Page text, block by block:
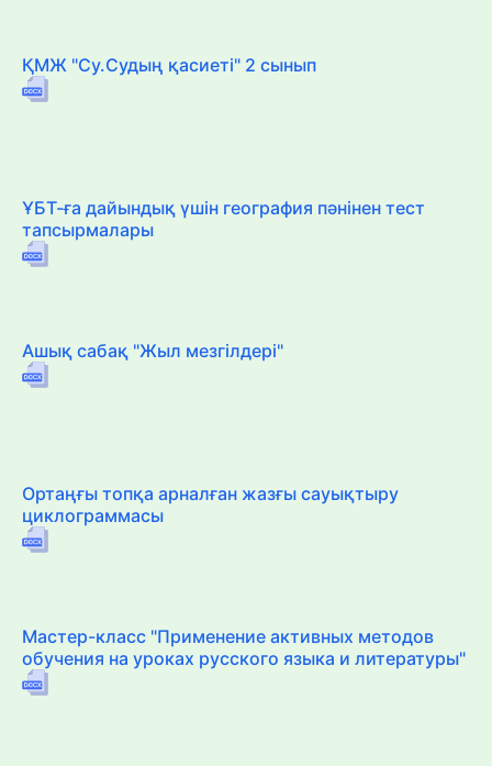
ҚМЖ "Су.Судың қасиеті" 2 сынып
ҰБТ-ға дайындық үшін география пәнінен тест
тапсырмалары
Ашық сабақ "Жыл мезгілдері"
Ортаңғы топқа арналған жазғы сауықтыру
циклограммасы
Мастер-класс "Применение активных методов
обучения на уроках русского языка и литературы"